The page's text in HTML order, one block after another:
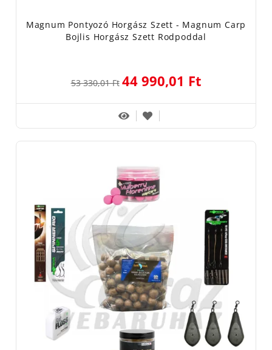
Magnum Pontyozó Horgász Szett - Magnum Carp
Bojlis Horgász Szett Rodpoddal
53 330,01 Ft 44 990,01 Ft